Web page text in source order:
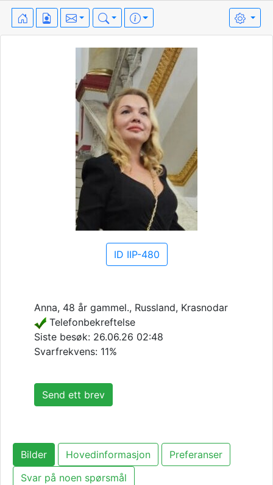
ID IIP-480
Anna, 48 år gammel., Russland, Krasnodar
Telefonbekreftelse
Siste besøk: 26.06.26 02:48
Svarfrekvens: 11%
Send ett brev
Bilder Hovedinformasjon
Preferanser
Svar på noen spørsmål